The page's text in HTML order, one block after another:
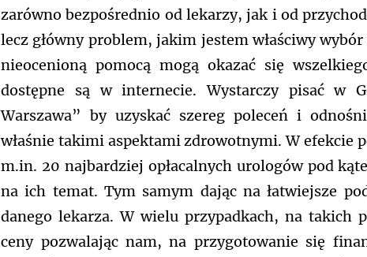
zarówno bezpośrednio od lekarzy, jak i od
lecz główny problem, jakim jestem właściwy
nieocenioną pomocą mogą okazać się
dostępne są w internecie. Wystarczy pisać w
Warszawa” by uzyskać szereg poleceń i
właśnie takimi aspektami zdrowotnymi. W efekcie
m.in. 20 najbardziej opłacalnych urologów pod
na ich temat. Tym samym dając na łatwiejsze
danego lekarza. W wielu przypadkach, na takich
ceny pozwalając nam, na przygotowanie się